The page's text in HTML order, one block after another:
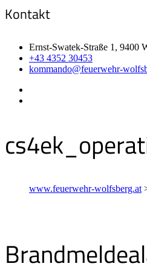
Kontakt
Ernst-Swatek-Straße 1, 9400
+43 4352 30453
kommando@feuerwehr-
www.feuerwehr-wolfsberg.at